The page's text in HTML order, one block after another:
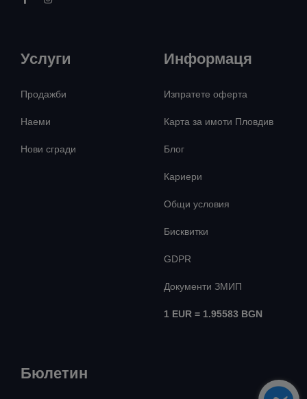
Услуги
Продажби
Наеми
Нови сгради
Информаця
Изпратете оферта
Карта за имоти Пловдив
Блог
Кариери
Общи условия
Бисквитки
GDPR
Документи ЗМИП
1 EUR = 1.95583 BGN
Бюлетин